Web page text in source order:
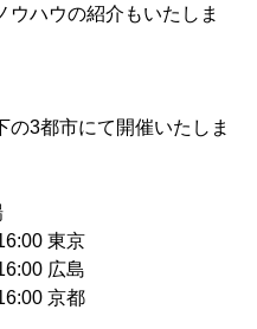
ウハウの紹介もいたしま
3都市にて開催いたしま
東京
広島
京都